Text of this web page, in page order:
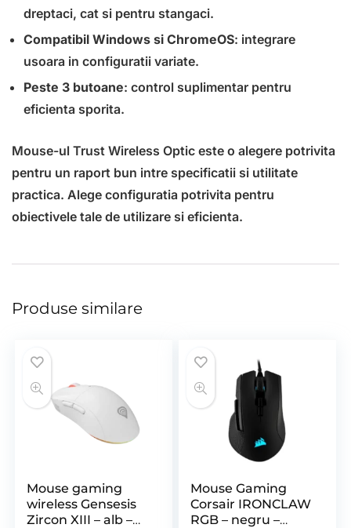
dreptaci, cat si pentru stangaci.
Compatibil Windows si ChromeOS: integrare
usoara in configuratii variate.
Peste 3 butoane: control suplimentar pentru
eficienta sporita.
Mouse-ul Trust Wireless Optic este o alegere potrivita
pentru un raport bun intre specificatii si utilitate
practica. Alege configuratia potrivita pentru
obiectivele tale de utilizare si eficienta.
Produse similare
Mouse gaming
wireless Gensesis
Zircon XIII – alb –
Mouse Gaming
Corsair IRONCLAW
RGB – negru –